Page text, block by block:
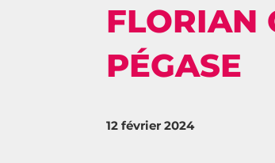
FLORIAN
PÉGASE
12 février 2024